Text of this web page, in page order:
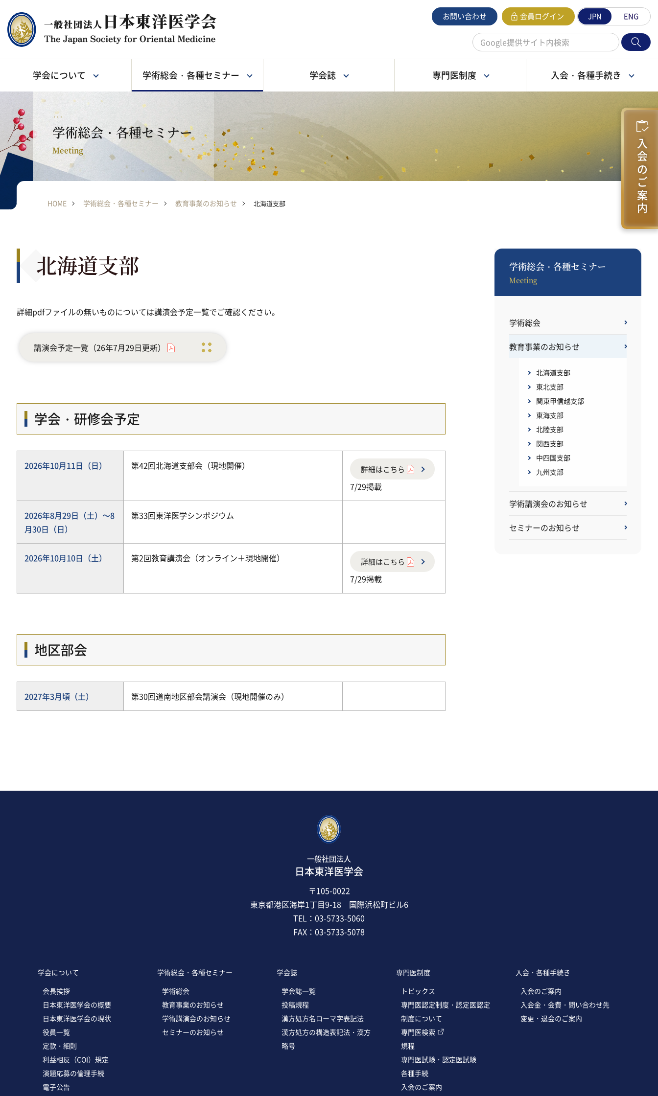
お問い合わせ 会員ログイン JPN ENG
入会のご案内
学会について
学会について
学会についてトップ
演題応募の倫理手続
学術総会・各種セミナー
学術総会・各種セミナー
学術総会・各種セミナートップ
関東甲信越支部
東海支部
北陸支部
学会誌
学会誌
Magazine
学会誌トップ
漢方処方の構造表記法・
漢方略号
専門医制度
専門医制度
Specialist
専門医制度トップ
入会のご案内
指定研修施設
入会・各種手続き
入会・各種手続き
Admission
入会・各種手続きトップ
学術総会・各種セミナー
Meeting
HOME 学術総会・各種セミナー 教育事業のお知らせ 北海道支部
北海道支部
詳細pdfファイルの無いものについては講演会予定一覧でご確認ください。
講演会予定一覧（26年7月29日更新）
学会・研修会予定
2026年10月11日（日） 第42回北海道支部会（現地開催） 詳細はこちら
7/29掲載
2026年8月29日（土）～8
月30日（日）
第33回東洋医学シンポジウム
2026年10月10日（土） 第2回教育講演会（オンライン＋現地開催） 詳細はこちら
7/29掲載
地区部会
2027年3月頃（土） 第30回道南地区部会講演会（現地開催のみ）
学術総会・各種セミナー
Meeting
学術総会
教育事業のお知らせ
北海道支部
東北支部
関東甲信越支部
東海支部
北陸支部
関西支部
中四国支部
九州支部
学術講演会のお知らせ
セミナーのお知らせ
一般社団法人
日本東洋医学会
〒105-0022
東京都港区海岸1丁目9-18 国際浜松町ビル6
TEL：03-5733-5060
FAX：03-5733-5078
学会について
会長挨拶
日本東洋医学会の概要
日本東洋医学会の現状
役員一覧
定款・細則
利益相反（COI）規定
演題応募の倫理手続
電子公告
学術総会・各種セミナー
学術総会
教育事業のお知らせ
学術講演会のお知らせ
セミナーのお知らせ
学会誌
学会誌一覧
投稿規程
漢方処方名ローマ字表記法
漢方処方の構造表記法・漢方
略号
専門医制度
トピックス
専門医認定制度・認定医認定
制度について
専門医検索
規程
専門医試験・認定医試験
各種手続
入会のご案内
入会・各種手続き
入会のご案内
入会金・会費・問い合わせ先
変更・退会のご案内